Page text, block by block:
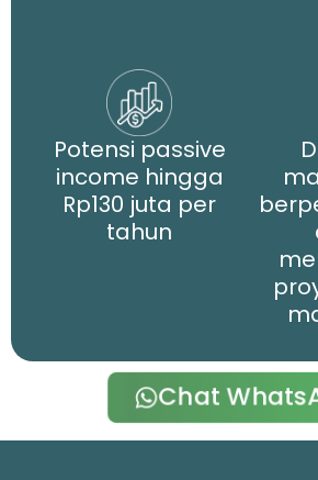
Potensi passive
income hingga
Rp130 juta per
tahun
Chat